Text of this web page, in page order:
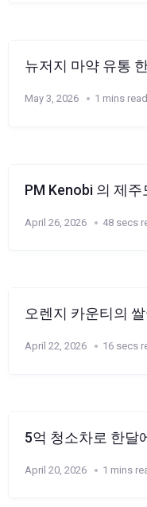
뉴저지 마약 유통
May 3, 2026 1 mins read
PM Kenobi 의 제주
April 26, 2026 48 secs
오렌지 카운티의
April 22, 2026 16 secs
5억 청소차로 한달
April 20, 2026 1 mins